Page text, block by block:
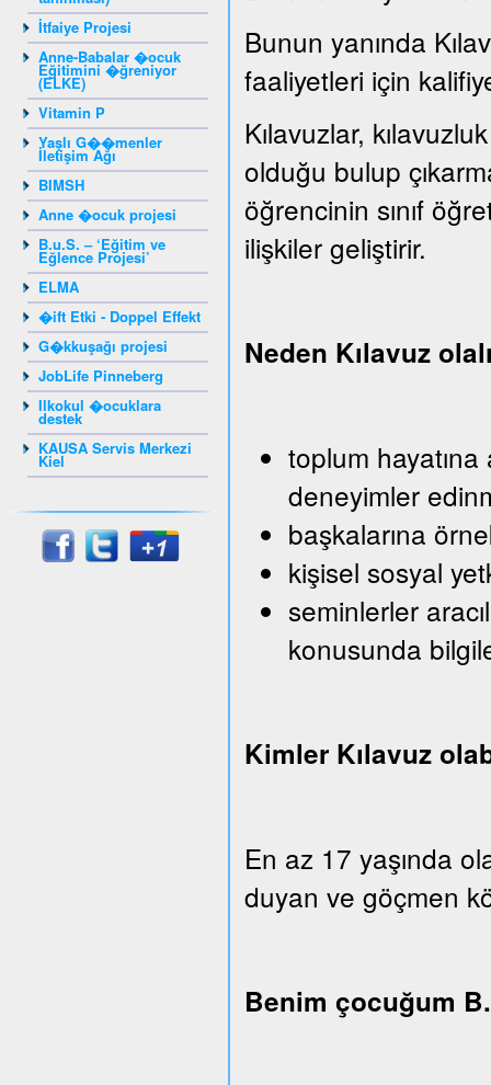
İtfaiye Projesi
Anne-Babalar �ocuk
Eğitimini �ğreniyor
(ELKE)
Vitamin P
Yaşlı G��menler
İletişim Ağı
BIMSH
Anne �ocuk projesi
B.u.S. – ‘Eğitim ve
Eğlence Projesi’
ELMA
�ift Etki - Doppel Effekt
G�kkuşağı projesi
JobLife Pinneberg
Ilkokul �ocuklara
destek
KAUSA Servis Merkezi
Kiel
Bunun yanında
faaliyetleri için
Kılavuzlar,
olduğu bulup
öğrencinin sınıf
ilişkiler geliştirir.
Neden Kılavuz
toplum hayatına
deneyimler
başkalarına
kişisel sosyal
seminlerler
konusunda
Kimler Kılavuz
En az 17 yaşında
duyan ve göçmen
Benim çocuğum